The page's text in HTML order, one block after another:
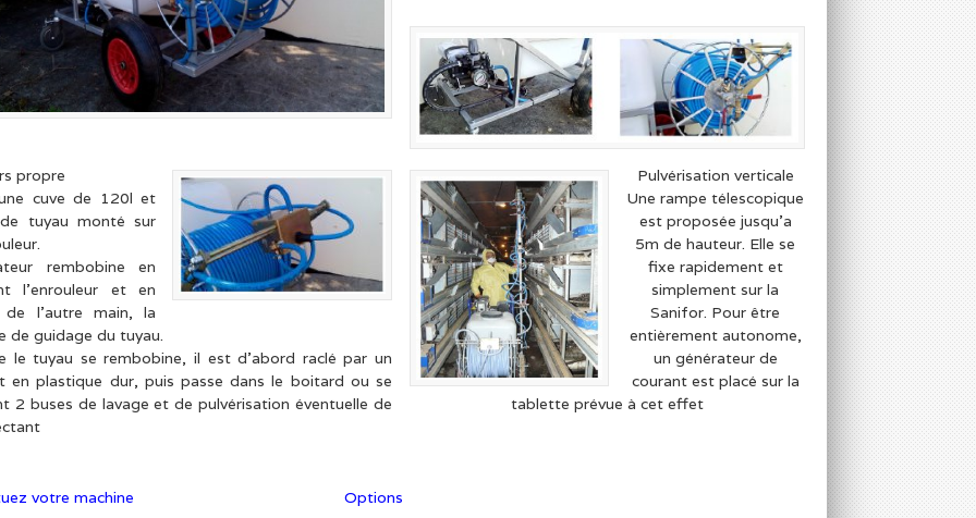
propre
cuve de 120l et
tuyau monté sur
rembobine en
l’enrouleur et en
l’autre main, la
de guidage du tuyau.
le tuyau se rembobine, il est d’abord raclé par un
en plastique dur, puis passe dans le boitard ou se
2 buses de lavage et de pulvérisation éventuelle de
Pulvérisation verticale
Une rampe télescopique
est proposée jusqu’a
5m de hauteur. Elle se
fixe rapidement et
simplement sur la
Sanifor. Pour être
entièrement autonome,
un générateur de
courant est placé sur la
tablette prévue à cet effet
votre machine
Options